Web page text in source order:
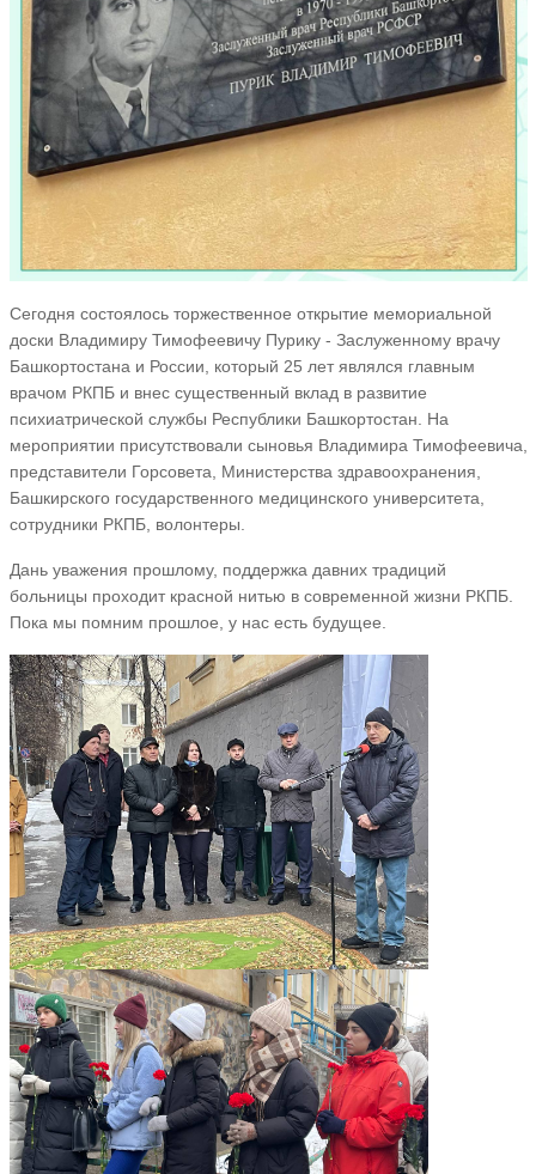
Сегодня состоялось торжественное открытие мемориальной
доски Владимиру Тимофеевичу Пурику - Заслуженному врачу
Башкортостана и России, который 25 лет являлся главным
врачом РКПБ и внес существенный вклад в развитие
психиатрической службы Республики Башкортостан. На
мероприятии присутствовали сыновья Владимира Тимофеевича,
представители Горсовета, Министерства здравоохранения,
Башкирского государственного медицинского университета,
сотрудники РКПБ, волонтеры.
Дань уважения прошлому, поддержка давних традиций
больницы проходит красной нитью в современной жизни РКПБ.
Пока мы помним прошлое, у нас есть будущее.